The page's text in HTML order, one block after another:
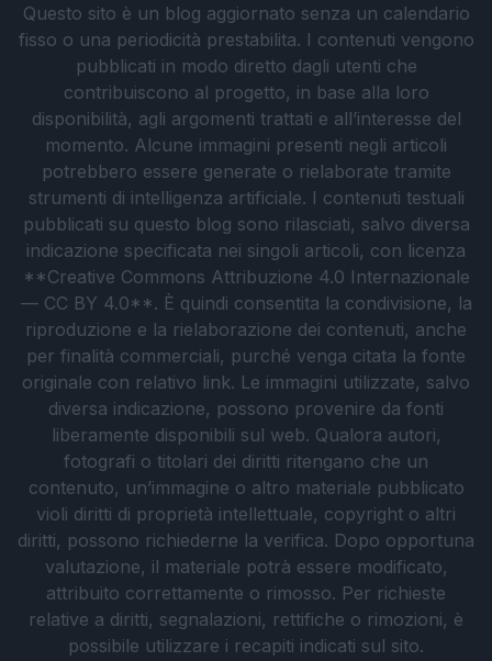
Questo sito è un blog aggiornato senza un calendario
fisso o una periodicità prestabilita. I contenuti vengono
pubblicati in modo diretto dagli utenti che
contribuiscono al progetto, in base alla loro
disponibilità, agli argomenti trattati e all’interesse del
momento. Alcune immagini presenti negli articoli
potrebbero essere generate o rielaborate tramite
strumenti di intelligenza artificiale. I contenuti testuali
pubblicati su questo blog sono rilasciati, salvo diversa
indicazione specificata nei singoli articoli, con licenza
**Creative Commons Attribuzione 4.0 Internazionale
— CC BY 4.0**. È quindi consentita la condivisione, la
riproduzione e la rielaborazione dei contenuti, anche
per finalità commerciali, purché venga citata la fonte
originale con relativo link. Le immagini utilizzate, salvo
diversa indicazione, possono provenire da fonti
liberamente disponibili sul web. Qualora autori,
fotografi o titolari dei diritti ritengano che un
contenuto, un’immagine o altro materiale pubblicato
violi diritti di proprietà intellettuale, copyright o altri
diritti, possono richiederne la verifica. Dopo opportuna
valutazione, il materiale potrà essere modificato,
attribuito correttamente o rimosso. Per richieste
relative a diritti, segnalazioni, rettifiche o rimozioni, è
possibile utilizzare i recapiti indicati sul sito.